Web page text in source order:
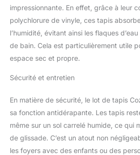
qui ont
s'effilocher
décoller
lavages.
placez le
Utilisation
notre
couleur
bain à
très beau,
facile à
impressionnante. En effet, grâce à leur
polychlorure de vinyle, ces tapis
l’humidité, évitant ainsi les flaques
de bain. Cela est particulièrement utile
espace sec et propre.
Sécurité et entretien
En matière de sécurité, le lot de tapis
sa fonction antidérapante. Les tapis
même sur un sol carrelé humide, ce qui
de glissade. C’est un atout non
les foyers avec des enfants ou des